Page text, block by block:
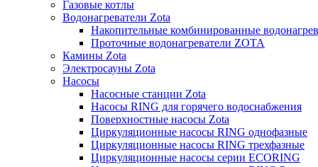
Газовые котлы
Водонагреватели Zota
Накопительные комбинированные
Проточные водонагреватели ZOTA
Камины Zota
Электросауны Zota
Насосы
Насосные станции Zota
Насосы RING для горячего водоснабжения
Поверхностные насосы Zota
Циркуляционные насосы RING однофазные
Циркуляционные насосы RING трехфазные
Циркуляционные насосы серии ECORING